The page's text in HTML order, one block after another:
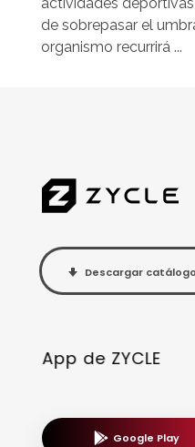
de sobrepasar el
organismo recurrirá ...
Descargar catálogo
App de ZYCLE
Google Play